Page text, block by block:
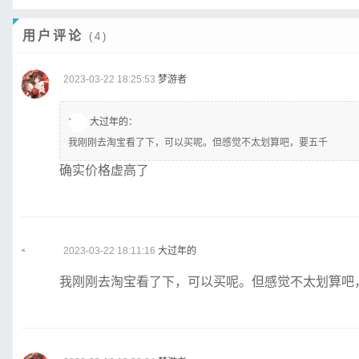
用户评论 (4)
2023-03-22 18:25:53 梦游者
大过年的 ：
我刚刚去淘宝看了下，可以买呢。但感觉不太划算吧，要五千
确实价格虚高了
2023-03-22 18:11:16 大过年的
我刚刚去淘宝看了下，可以买呢。但感觉不太划算吧